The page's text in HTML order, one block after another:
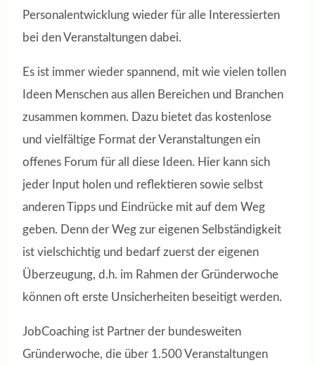
Personalentwicklung wieder für alle Interessierten
bei den Veranstaltungen dabei.
Es ist immer wieder spannend, mit wie vielen tollen
Ideen Menschen aus allen Bereichen und Branchen
zusammen kommen. Dazu bietet das kostenlose
und vielfältige Format der Veranstaltungen ein
offenes Forum für all diese Ideen. Hier kann sich
jeder Input holen und reflektieren sowie selbst
anderen Tipps und Eindrücke mit auf dem Weg
geben. Denn der Weg zur eigenen Selbständigkeit
ist vielschichtig und bedarf zuerst der eigenen
Überzeugung, d.h. im Rahmen der Gründerwoche
können oft erste Unsicherheiten beseitigt werden.
JobCoaching ist Partner der bundesweiten
Gründerwoche, die über 1.500 Veranstaltungen